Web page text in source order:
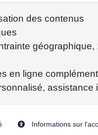
des contenus
géographique,
en ligne
assistance
Informations sur